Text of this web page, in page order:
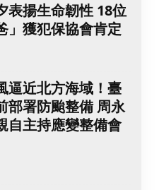
表揚生命韌性 18位
」獲犯保協會肯定
逼近北方海域！臺
部署防颱整備 周永
自主持應變整備會